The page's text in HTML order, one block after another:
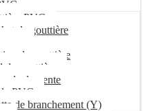
PVC
de gouttière
de gouttière
de gouttière
de descente
PVC
de branchement (Y)